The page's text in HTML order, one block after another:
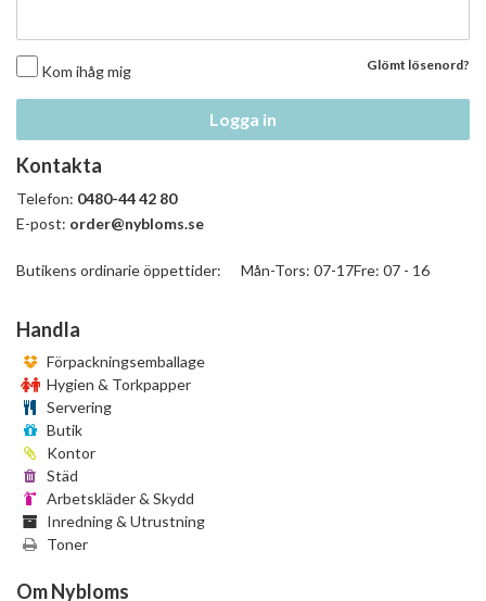
Kom ihåg mig Glömt lösenord?
Logga in
Kontakta
Telefon: 0480-44 42 80
E-post: order@nybloms.se
Butikens ordinarie öppettider: Mån-Tors: 07-17Fre: 07 - 16
Handla
Förpackningsemballage
Hygien & Torkpapper
Servering
Butik
Kontor
Städ
Arbetskläder & Skydd
Inredning & Utrustning
Toner
Om Nybloms